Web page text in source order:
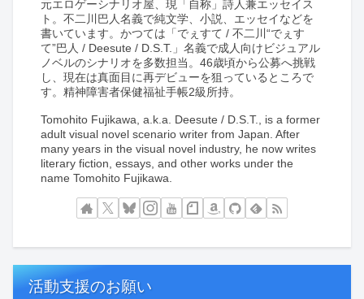
元エロゲーシナリオ屋、現「自称」詩人兼エッセイス
ト。不二川巴人名義で純文学、小説、エッセイなどを
書いています。かつては「でぇすて / 不二川“でぇす
て”巴人 / Deesute / D.S.T.」名義で成人向けビジュアル
ノベルのシナリオを多数担当。46歳頃から公募へ挑戦
し、現在は真面目に再デビューを狙っているところで
す。精神障害者保健福祉手帳2級所持。
Tomohito Fujikawa, a.k.a. Deesute / D.S.T., is a former
adult visual novel scenario writer from Japan. After
many years in the visual novel industry, he now writes
literary fiction, essays, and other works under the
name Tomohito Fujikawa.
活動支援のお願い